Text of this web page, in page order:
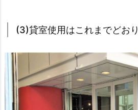
(3)貸室使用はこれまでどおり